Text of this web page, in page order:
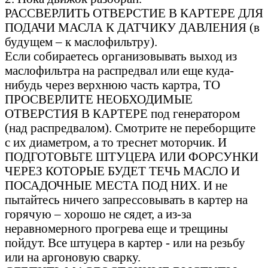
РАССВЕРЛИТЬ ОТВЕРСТИЕ В КАРТЕРЕ ДЛЯ
ПОДАЧИ МАСЛА К ДАТЧИКУ ДАВЛЕНИЯ (в
будущем – к маслофильтру).
Если собираетесь организовывать выход из
маслофильтра на распредвал или еще куда-
нибудь через верхнюю часть картра, ТО
ПРОСВЕРЛИТЕ НЕОБХОДИМЫЕ
ОТВЕРСТИЯ В КАРТЕРЕ под генератором
(над распредвалом). Смотрите не переборщите
с их диаметром, а то треснет моторчик. И
ПОДГОТОВЬТЕ ШТУЦЕРА ИЛИ ФОРСУНКИ
ЧЕРЕЗ КОТОРЫЕ БУДЕТ ТЕЧЬ МАСЛО И
ПОСАДОЧНЫЕ МЕСТА ПОД НИХ. И не
пытайтесь ничего запрессовывать в картер на
горячую – хорошо не сядет, а из-за
неравномерного прогрева еще и трещины
пойдут. Все штуцера в картер - или на резьбу
или на аргоновую сварку.